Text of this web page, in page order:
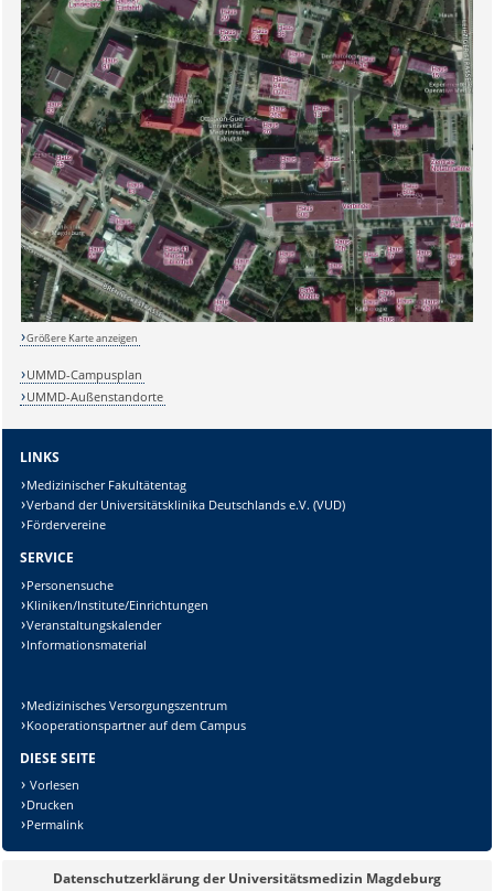
Lösung:
Größere Karte anzeigen
UMMD-Campusplan
UMMD-Außenstandorte
LINKS
Medizinischer Fakultätentag
Verband der Universitätsklinika Deutschlands e.V. (VUD)
Fördervereine
SERVICE
Personensuche
Kliniken/Institute/Einrichtungen
Veranstaltungskalender
Informationsmaterial
Medizinisches Versorgungszentrum
Kooperationspartner auf dem Campus
DIESE SEITE
Vorlesen
Drucken
Permalink
Datenschutzerklärung der Universitätsmedizin Magdeburg